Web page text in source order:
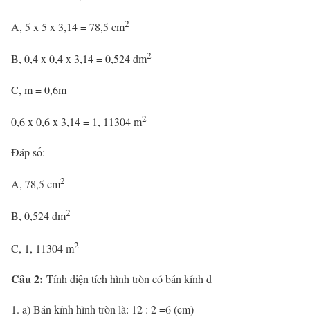
A, 5 x 5 x 3,14 = 78,5 cm2
B, 0,4 x 0,4 x 3,14 = 0,524 dm2
C, m = 0,6m
0,6 x 0,6 x 3,14 = 1, 11304 m2
Đáp số:
A, 78,5 cm2
B, 0,524 dm2
C, 1, 11304 m2
Câu 2: Tính diện tích hình tròn có bán kính d
a) Bán kính hình tròn là: 12 : 2 =6 (cm)